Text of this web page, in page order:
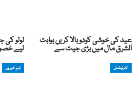
عید کی خوشی کودوبالا کریں بوابت
الشرق مال میں بڑی جیت سے
لولو
لیے
انٹرنیشنل اہم خبریں